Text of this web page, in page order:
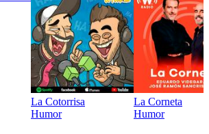
La Cotorrisa
Humor
La Corneta
Humor